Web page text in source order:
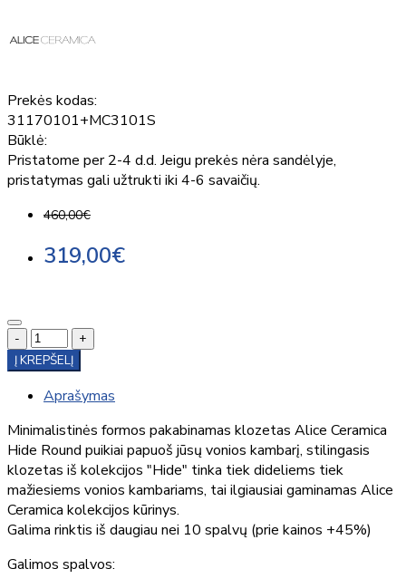
Prekės kodas:
31170101+MC3101S
Būklė:
Pristatome per 2-4 d.d. Jeigu prekės nėra sandėlyje,
pristatymas gali užtrukti iki 4-6 savaičių.
460,00€
319,00€
-
+
Į KREPŠELĮ
Aprašymas
Minimalistinės formos pakabinamas klozetas Alice Ceramica
Hide Round puikiai papuoš jūsų vonios kambarį, stilingasis
klozetas iš kolekcijos "Hide" tinka tiek dideliems tiek
mažiesiems vonios kambariams, tai ilgiausiai gaminamas Alice
Ceramica kolekcijos kūrinys.
Galima rinktis iš daugiau nei 10 spalvų (prie kainos +45%)
Galimos spalvos: